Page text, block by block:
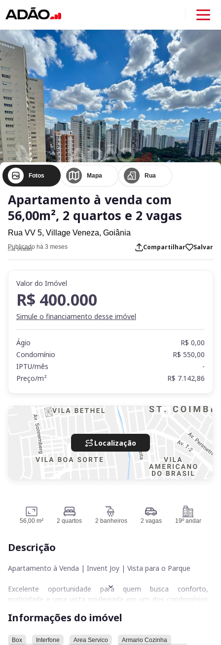
Fotos Mapa Rua
Apartamento à venda com
56,00m², 2 quartos e 2 vagas
Rua VV 5, Village Veneza, Goiânia
Publicado há 3 meses
Cod. VN38363 Compartilhar Salvar
Valor do Imóvel
R$ 400.000
Simule o financiamento desse imóvel
Ágio
R$ 0,00
Condomínio
R$ 550,00
IPTU/mês
-
Preço/m²
R$ 7.142,86
Localização
56,00 m² 2 quartos 2 banheiros 2 vagas 19º andar
Descrição
Apartamento à Venda | Invent Joy | Vista para o Parque
Excelente oportunidade para quem busca conforto,
praticidade e uma vista privilegiada em um dos condomínios
Informações do imóvel
Box Interfone Area Servico
Armario Cozinha